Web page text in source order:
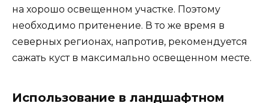
на хорошо освещенном участке. Поэтому
необходимо притенение. В то же время в
северных регионах, напротив, рекомендуется
сажать куст в максимально освещенном месте.
Использование в ландшафтном